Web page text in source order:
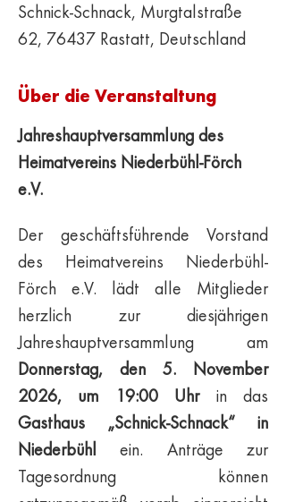
Schnick-Schnack, Murgtalstraße
62, 76437 Rastatt, Deutschland
Über die Veranstaltung
Jahreshauptversammlung des
Heimatvereins Niederbühl-Förch
e.V.
Der geschäftsführende Vorstand
des Heimatvereins Niederbühl-
Förch e.V. lädt alle Mitglieder
herzlich zur diesjährigen
Donnerstag, den 5. November
2026, um 19:00 Uhr
Gasthaus „Schnick-Schnack“ in
Niederbühl
ein. Anträge zur
Tagesordnung können